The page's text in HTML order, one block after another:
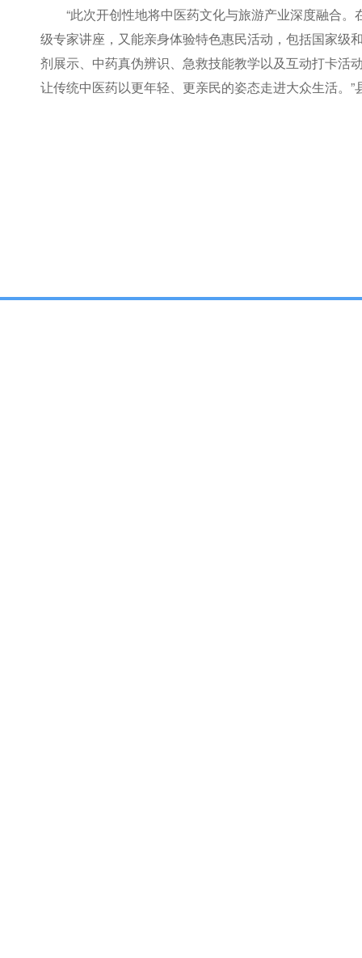
“此次开创性地将中医药文化与旅游产业深度融合
级专家讲座，又能亲身体验特色惠民活动，包括国家级
剂展示、中药真伪辨识、急救技能教学以及互动打卡活
让传统中医药以更年轻、更亲民的姿态走进大众生活。